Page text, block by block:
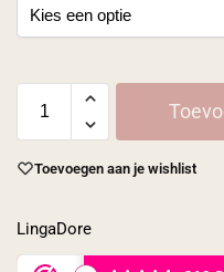
Toevoegen aan je wishlist
LingaDore